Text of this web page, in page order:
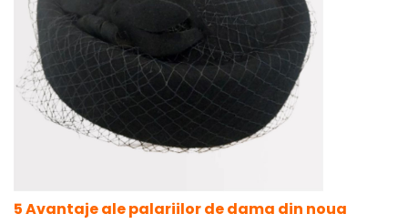
5 Avantaje ale palariilor de dama din noua